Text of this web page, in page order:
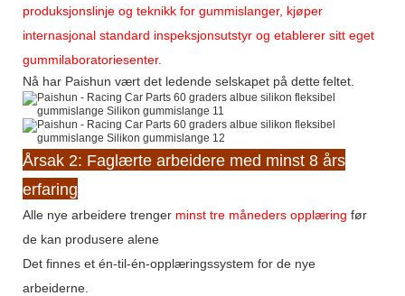
produksjonslinje og teknikk for gummislanger, kjøper
internasjonal standard inspeksjonsutstyr og etablerer sitt eget
gummilaboratoriesenter.
Nå har Paishun vært det ledende selskapet på dettefeltet.
Årsak 2: Faglærte arbeidere med minst 8 års
erfaring
Alle nye arbeidere trenger minst tre måneders opplæring før
de kan produsere alene
Det finnes et én-til-én-opplæringssystem for de nye
arbeiderne.